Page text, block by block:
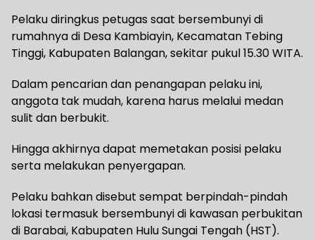
Pelaku diringkus petugas saat bersembunyi di
rumahnya di Desa Kambiayin, Kecamatan Tebing
Tinggi, Kabupaten Balangan, sekitar pukul 15.30 WITA.
Dalam pencarian dan penangapan pelaku ini,
anggota tak mudah, karena harus melalui medan
sulit dan berbukit.
Hingga akhirnya dapat memetakan posisi pelaku
serta melakukan penyergapan.
Pelaku bahkan disebut sempat berpindah-pindah
lokasi termasuk bersembunyi di kawasan perbukitan
di Barabai, Kabupaten Hulu Sungai Tengah (HST).